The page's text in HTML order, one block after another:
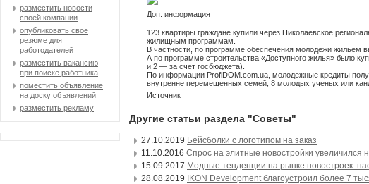
разместить новости
своей компании
опубликовать свое
резюме для
работодателей
разместить вакансию
при поиске работника
поместить объявление
на доску объявлений
разместить рекламу
Доп. информация
123 квартиры граждане купили через Николаевское
жилищным программам.
В частности, по программе обеспечения молодежи жильем
А по программе строительства «Доступного жилья» было
и 2 — за счет госбюджета).
По информации ProfiDOM.com.ua, молодежные кредиты
внутренне перемещенных семей, 8 молодых ученых или
Источник
Другие статьи раздела "Советы"
27.10.2019 Бейсболки с логотипом на заказ
11.10.2016 Спрос на элитные новостройки увеличился
15.09.2017 Модные тенденции на рынке новостроек:
28.08.2019 IKON Development благоустроил более 7